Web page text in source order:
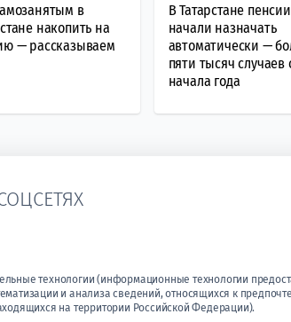
в
накопить на
— рассказываем
В Татарстане пенсии
начали назначать
автоматически —
пяти тысяч случаев
начала года
технологии (информационные технологии
и анализа сведений, относящихся к
на территории Российской Федерации).